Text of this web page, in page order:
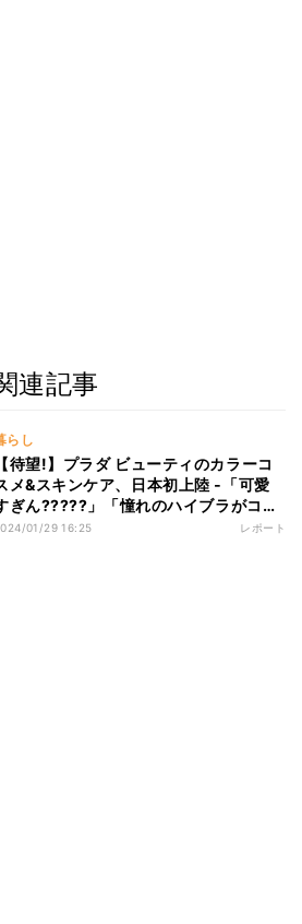
連記事
らし
【待望!】プラダ ビューティのカラーコ
メ&スキンケア、日本初上陸 ‐「可愛
ぎん?????」「憧れのハイブラがコス
なら手を出せる」「ギフトで活躍しそ
01/29 16:25 レポート